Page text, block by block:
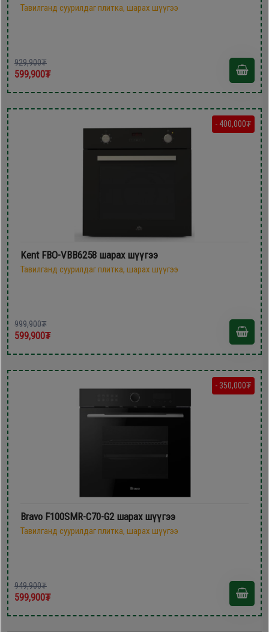
Тавилганд суурилдаг плитка, шарах шүүгээ
929,900₮
599,900₮
- 400,000₮
Kent FBO-VBB6258 шарах шүүгээ
Тавилганд суурилдаг плитка, шарах шүүгээ
999,900₮
599,900₮
- 350,000₮
Bravo F100SMR-C70-G2 шарах шүүгээ
Тавилганд суурилдаг плитка, шарах шүүгээ
949,900₮
599,900₮